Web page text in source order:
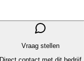
Vraag stellen